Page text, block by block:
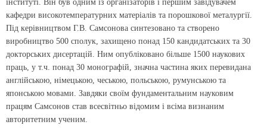
інституті. Він був одним із організаторів і першим завідувачем
кафедри високотемпературних матеріалів та порошкової металургії.
Під керівництвом Г.В. Самсонова синтезовано та створено
виробництво 500 сполук, захищено понад 150 кандидатських та 30
докторських дисертацій. Ним опубліковано більше 1500 наукових
праць, у т.ч. понад 30 монографій, значна частина яких перевидана
англійською, німецькою, чеською, польською, румунською та
японською мовами. Завдяки своїм фундаментальним науковим
працям Самсонов став всесвітньо відомим і всіма визнаним
авторитетним ученим.